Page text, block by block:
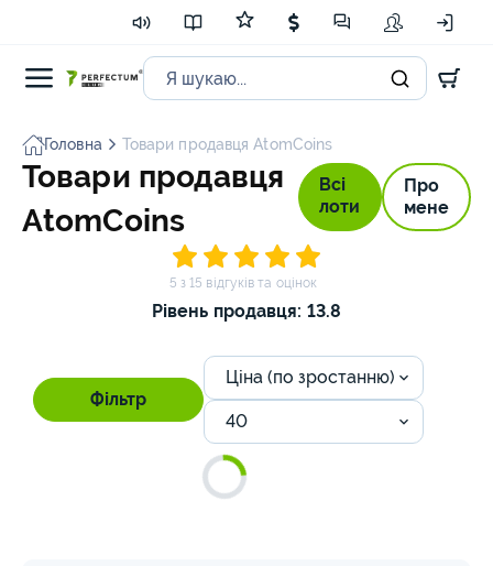
Головна Товари продавця AtomCoins
Товари продавця
AtomCoins
Всі
лоти
Про
мене
5 з 15 відгуків та оцінок
Рівень продавця: 13.8
Фільтр
Ціна (по зростанню)
40